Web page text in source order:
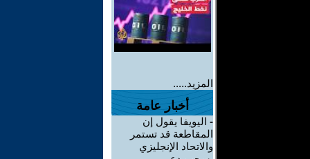
المزيد.....
أخبار عامة
- اليويفا يقول إن
المقاطعة قد تستمر
والاتحاد الإنجليزي